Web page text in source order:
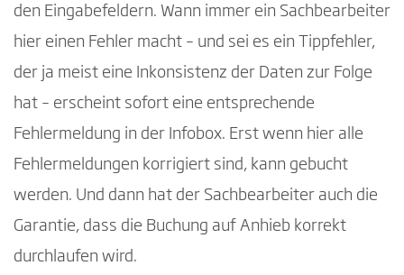
den Eingabefeldern. Wann immer ein Sachbearbeiter
hier einen Fehler macht – und sei es ein Tippfehler,
der ja meist eine Inkonsistenz der Daten zur Folge
hat – erscheint sofort eine entsprechende
Fehlermeldung in der Infobox. Erst wenn hier alle
Fehlermeldungen korrigiert sind, kann gebucht
werden. Und dann hat der Sachbearbeiter auch die
Garantie, dass die Buchung auf Anhieb korrekt
durchlaufen wird.